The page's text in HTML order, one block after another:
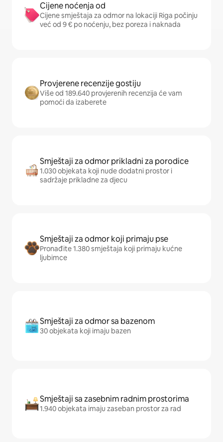
Cijene noćenja od
Cijene smještaja za odmor na lokaciji Riga počinju
već od 9 € po noćenju, bez poreza i naknada
Provjerene recenzije gostiju
Više od 189.640 provjerenih recenzija će vam
pomoći da izaberete
Smještaji za odmor prikladni za porodice
1.030 objekata koji nude dodatni prostor i
sadržaje prikladne za djecu
Smještaji za odmor koji primaju pse
Pronađite 1.380 smještaja koji primaju kućne
ljubimce
Smještaji za odmor sa bazenom
30 objekata koji imaju bazen
Smještaji sa zasebnim radnim prostorima
1.940 objekata imaju zaseban prostor za rad